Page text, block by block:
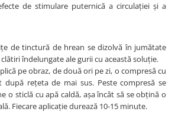
de stimulare puternică a circulaţiei şi a
de tinctură de hrean se dizolvă în jumătate
îndelungate ale gurii cu această soluţie.
pe obraz, de două ori pe zi, o compresă cu
reţeta de mai sus. Peste compresă se
o sticlă cu apă caldă, aşa încât să se obţină o
Fiecare aplicaţie durează 10-15 minute.